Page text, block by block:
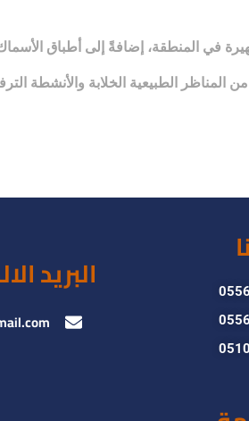
في المنطقة، إضافةً إلى أطباق
الطبيعية الخلابة والأنشطة
البريد